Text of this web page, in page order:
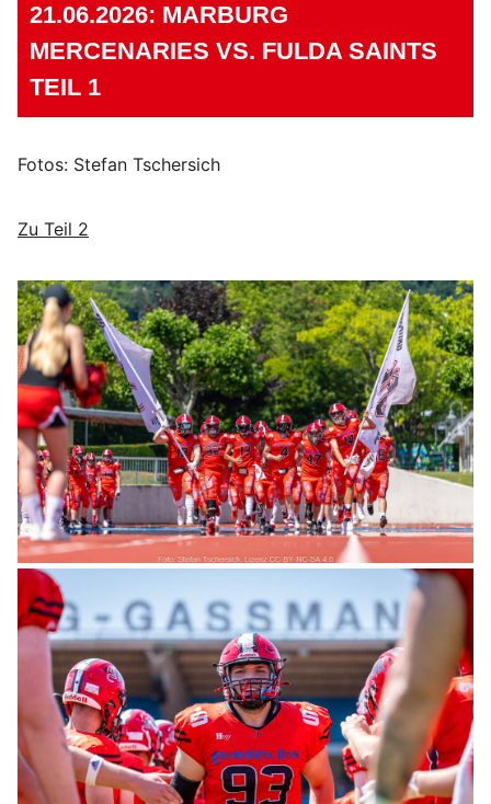
21.06.2026: MARBURG
MERCENARIES VS. FULDA SAINTS
TEIL 1
Fotos: Stefan Tschersich
Zu Teil 2